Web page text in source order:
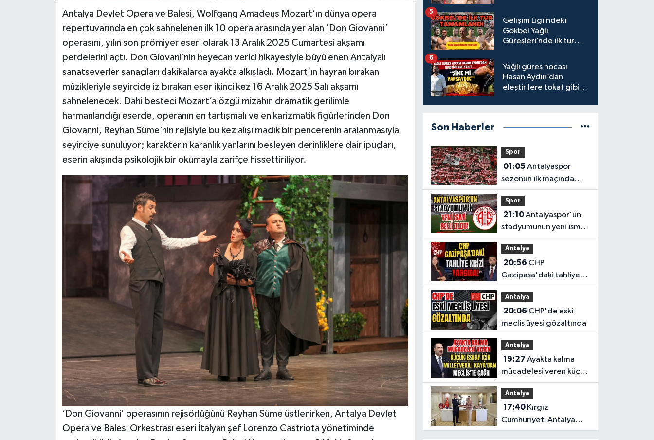
Antalya Devlet Opera ve Balesi, Wolfgang Amadeus Mozart’ın dünya opera
repertuvarında en çok sahnelenen ilk 10 opera arasında yer alan ‘Don Giovanni’
operasını, yılın son prömiyer eseri olarak 13 Aralık 2025 Cumartesi akşamı
perdelerini açtı. Don Giovani’nin heyecan verici hikayesiyle büyülenen Antalyalı
sanatseverler sanaçıları dakikalarca ayakta alkışladı. Mozart’ın hayran bırakan
müzikleriyle seyircide iz bırakan eser ikinci kez 16 Aralık 2025 Salı akşamı
sahnelenecek. Dahi besteci Mozart’a özgü mizahın dramatik gerilimle
harmanlandığı eserde, operanın en tartışmalı ve en karizmatik figürlerinden Don
Giovanni, Reyhan Süme’nin rejisiyle bu kez alışılmadık bir pencerenin aralanmasıyla
seyirciye sunuluyor; karakterin karanlık yanlarını besleyen derinliklere dair ipuçları,
eserin akışında psikolojik bir okumayla zarifçe hissettiriliyor.
‘Don Giovanni’ operasının rejisörlüğünü Reyhan Süme üstlenirken, Antalya Devlet
Opera ve Balesi Orkestrası eseri İtalyan şef Lorenzo Castriota yönetiminde
Gelişim Ligi’ndeki
Gökbel Yağlı
Güreşleri’nde ilk tur
5
Yağlı güreş hocası
Hasan Aydın’dan
eleştirilere tokat gibi
6
Son Haberler
Spor
01:05
sezonun ilk maçında
Keçiörengücü’nü
ağırlıyor
Spor
21:10Antalyaspor'un
stadyumunun yeni ismi
belli oldu!
Antalya
20:56
Gazipaşa'daki tahliye
krizi yargıda!
Antalya
20:06
meclis üyesi gözaltında
Antalya
19:27
mücadelesi veren küçük
esnaf için Milletvekili
Kaya'dan Meclis'te
çağrı
Antalya
17:40Kırgız
Cumhuriyeti Antalya
Başkonsolosu’ndan